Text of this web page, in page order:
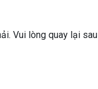
Vui lòng quay lại sau